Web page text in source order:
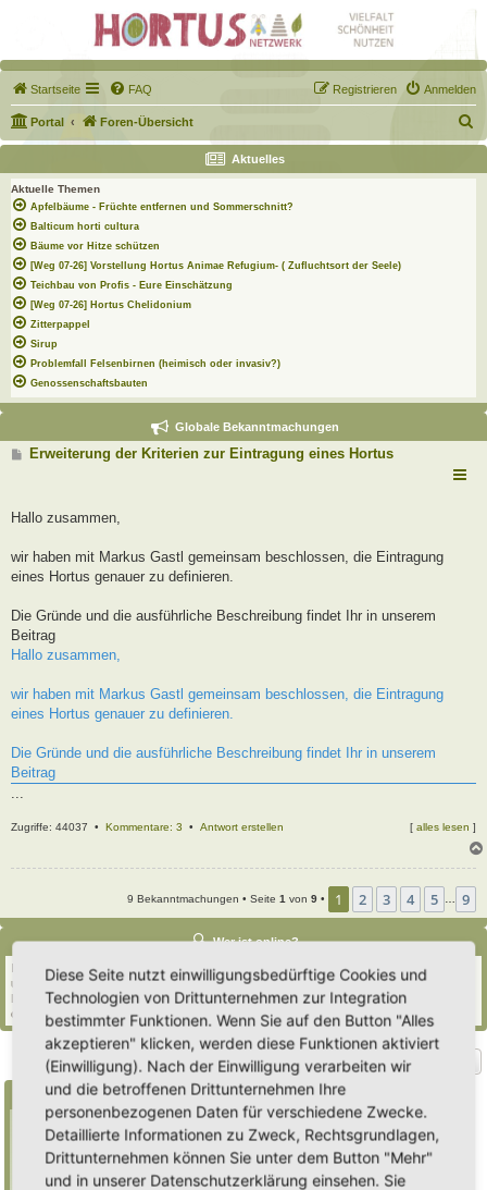
Startseite FAQ Anmelden
Registrieren
Portal Foren-Übersicht
u
c
Aktuelles
Aktuelle Themen
Apfelbäume - Früchte entfernen und Sommerschnitt?
Balticum horti cultura
Bäume vor Hitze schützen
[Weg 07-26] Vorstellung Hortus Animae Refugium- ( Zufluchtsort der Seele)
Teichbau von Profis - Eure Einschätzung
[Weg 07-26] Hortus Chelidonium
Zitterpappel
Sirup
Problemfall Felsenbirnen (heimisch oder invasiv?)
Genossenschaftsbauten
Globale Bekanntmachungen
B
r
Erweiterung der Kriterien zur Eintragung eines Hortus
Hallo zusammen,
wir haben mit Markus Gastl gemeinsam beschlossen, die Eintragung
eines Hortus genauer zu definieren.
Die Gründe und die ausführliche Beschreibung findet Ihr in unserem
Beitrag
Hallo zusammen,
wir haben mit Markus Gastl gemeinsam beschlossen, die Eintragung
eines Hortus genauer zu definieren.
Die Gründe und die ausführliche Beschreibung findet Ihr in unserem
Beitrag
Zugriffe: 44037 • Kommentare: 3 • Antwort erstellen [ alles lesen ]
9 Bekanntmachungen • Seite 1 von 9 • 1 2 3 4 5 … 9
Wer ist online?
Insgesamt sind655 Besucher online :: 5 sichtbare Mitglieder, 0 unsichtbare Mitglieder
und 650 Gäste (basierend auf den aktiven Besuchern der letzten 5 Minuten)
Der Besucherrekord liegt bei2235Besuchern, die am Mi 29. Jul 2026, 21:02 gleichzeitig
online waren.
Gehe zu
Suche
Benutze ein * als Platzhalter für teilweis
Übereinstimmungen
Diese Seite nutzt einwilligungsbedürftige Cookies und
Technologien von Drittunternehmen zur Integration
bestimmter Funktionen. Wenn Sie auf den Button "Alles
akzeptieren" klicken, werden diese Funktionen aktiviert
(Einwilligung). Nach der Einwilligung verarbeiten wir
und die betroffenen Drittunternehmen Ihre
personenbezogenen Daten für verschiedene Zwecke.
Detaillierte Informationen zu Zweck, Rechtsgrundlagen,
Drittunternehmen können Sie unter dem Button "Mehr"
und in unserer Datenschutzerklärung einsehen. Sie